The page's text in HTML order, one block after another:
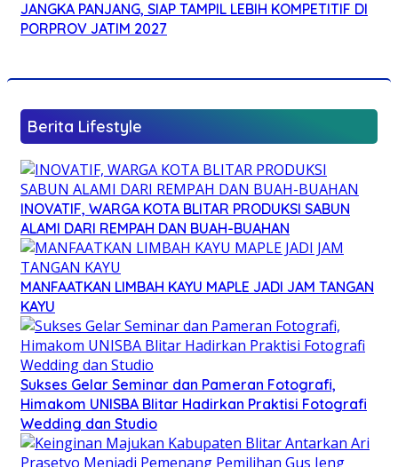
JANGKA PANJANG, SIAP TAMPIL LEBIH KOMPETITIF DI
PORPROV JATIM 2027
Berita Lifestyle
INOVATIF, WARGA KOTA BLITAR PRODUKSI SABUN
ALAMI DARI REMPAH DAN BUAH-BUAHAN
MANFAATKAN LIMBAH KAYU MAPLE JADI JAM TANGAN
KAYU
Sukses Gelar Seminar dan Pameran Fotografi,
Himakom UNISBA Blitar Hadirkan Praktisi Fotografi
Wedding dan Studio